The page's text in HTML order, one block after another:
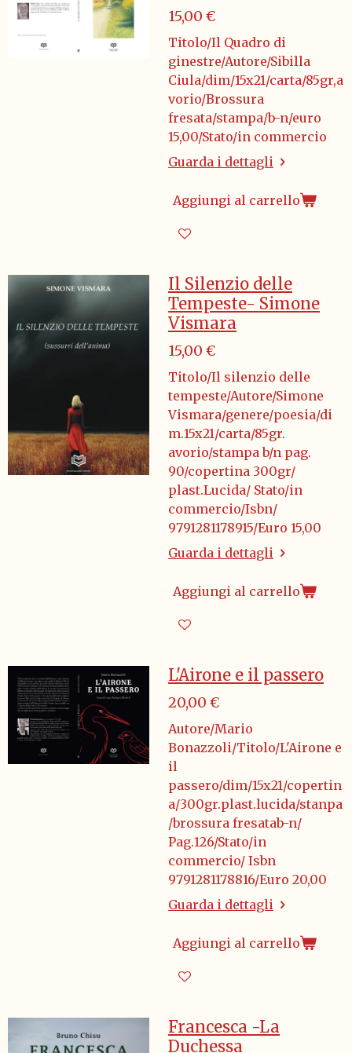
15,00 €
Titolo/Il Quadro di
ginestre/Autore/Sibilla
Ciula/dim/15x21/carta/85gr,a
vorio/Brossura
fresata/stampa/b-n/euro
15,00/Stato/in commercio
Guarda i dettagli
Aggiungi al carrello
Il Silenzio delle
Tempeste- Simone
Vismara
15,00 €
Titolo/Il silenzio delle
tempeste/Autore/Simone
Vismara/genere/poesia/di
m.15x21/carta/85gr.
avorio/stampa b/n pag.
90/copertina 300gr/
plast.Lucida/ Stato/in
commercio/Isbn/
9791281178915/Euro 15,00
Guarda i dettagli
Aggiungi al carrello
L'Airone e il passero
20,00 €
Autore/Mario
Bonazzoli/Titolo/L'Airone e
il
passero/dim/15x21/copertin
a/300gr.plast.lucida/stanpa
/brossura fresatab-n/
Pag.126/Stato/in
commercio/ Isbn
9791281178816/Euro 20,00
Guarda i dettagli
Aggiungi al carrello
Francesca -La
Duchessa